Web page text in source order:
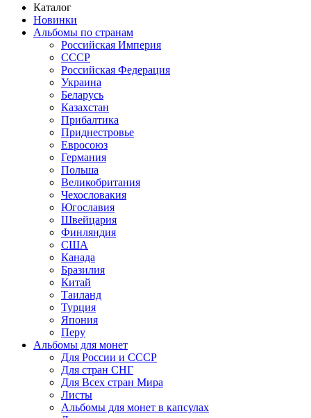
Каталог
Новинки
Альбомы по странам
Российская Империя
СССР
Российская Федерация
Украина
Беларусь
Казахстан
Прибалтика
Приднестровье
Евросоюз
Германия
Польша
Великобритания
Чехословакия
Югославия
Швейцария
Финляндия
США
Канада
Бразилия
Китай
Таиланд
Турция
Япония
Перу
Альбомы для монет
Для России и СССР
Для стран СНГ
Для Всех стран Мира
Листы
Альбомы для монет в капсулах